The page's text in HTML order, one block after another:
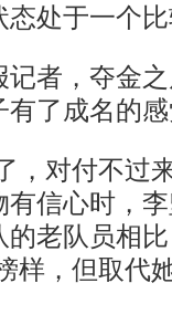
处于一个
者，夺金之
了成名的
对付不过
信心时，
老队员相
样，但取代